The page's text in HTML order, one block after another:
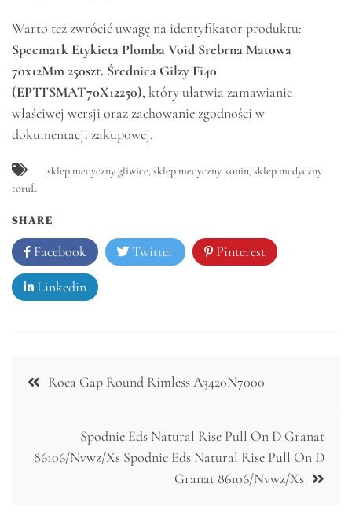
Warto też zwrócić uwagę na identyfikator produktu:
Specmark Etykieta Plomba Void Srebrna Matowa
70x12Mm 250szt. Średnica Gilzy Fi40
(EPTTSMAT70X12250), który ułatwia zamawianie
właściwej wersji oraz zachowanie zgodności w
dokumentacji zakupowej.
sklep medyczny gliwice,sklep medyczny konin,sklep medyczny
toruĹ
SHARE
Facebook Twitter Pinterest
Linkedin
Nawigacja
Roca Gap Round Rimless A3420N7000
Spodnie Eds Natural Rise Pull On D Granat
86106/Nvwz/Xs Spodnie Eds Natural Rise Pull On D
Granat 86106/Nvwz/Xs